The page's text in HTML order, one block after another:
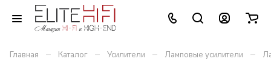
Главная – Каталог – Усилители – Ламповые усилители –